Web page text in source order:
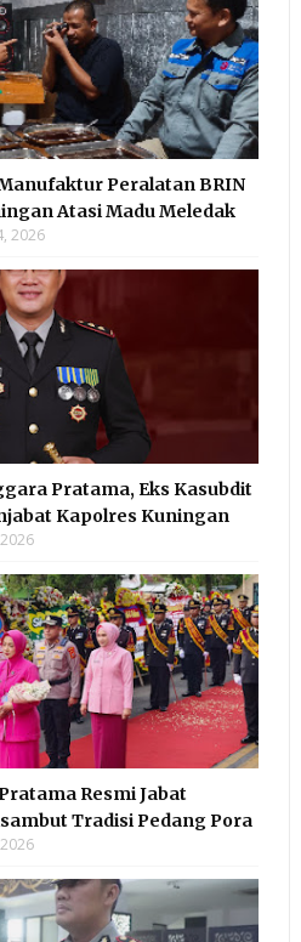
Peralatan BRIN
Atasi Madu Meledak
2026
Pratama, Eks Kasubdit
Kapolres Kuningan
Resmi Jabat
Tradisi Pedang Pora